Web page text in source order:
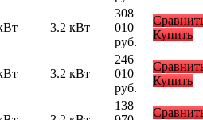
3.2 кВт
308
010
руб.
Купить
3.2 кВт
246
010
руб.
Купить
138